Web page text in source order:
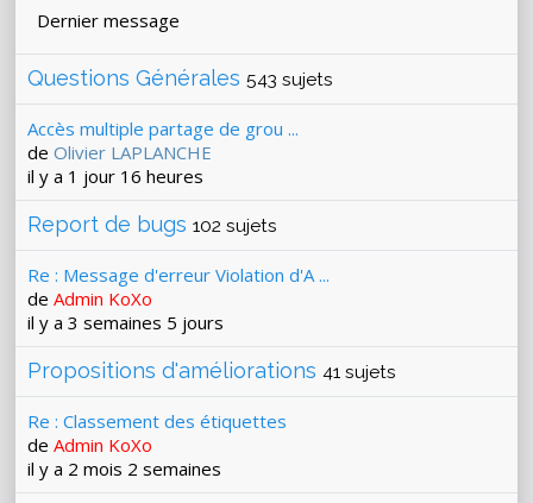
Dernier message
Questions Générales 543 sujets
Accès multiple partage de grou ...
de Olivier LAPLANCHE
il y a 1 jour 16 heures
Report de bugs 102 sujets
Re : Message d'erreur Violation d'A ...
de Admin KoXo
il y a 3 semaines 5 jours
Propositions d'améliorations 41 sujets
Re : Classement des étiquettes
de Admin KoXo
il y a 2 mois 2 semaines